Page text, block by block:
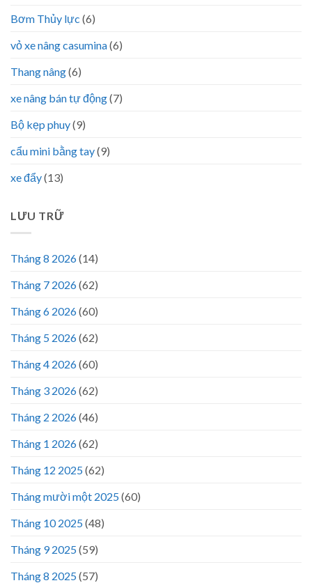
Bơm Thủy lực (6)
vỏ xe nâng casumina(6)
Thang nâng(6)
xe nâng bán tự động(7)
Bộ kẹp phuy(9)
cẩu mini bằng tay(9)
xe đẩy(13)
LƯU TRỮ
Tháng 8 2026(14)
Tháng 7 2026(62)
Tháng 6 2026(60)
Tháng 5 2026(62)
Tháng 4 2026(60)
Tháng 3 2026(62)
Tháng 2 2026(46)
Tháng 1 2026(62)
Tháng 12 2025(62)
Tháng mười một 2025(60)
Tháng 10 2025(48)
Tháng 9 2025(59)
Tháng 8 2025(57)